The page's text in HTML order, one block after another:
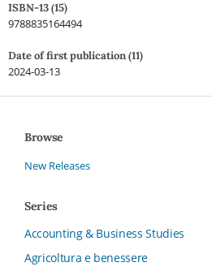
ISBN-13 (15)
9788835164494
Date of first publication (11)
2024-03-13
Browse
New Releases
Series
Accounting & Business Studies
Agricoltura e benessere